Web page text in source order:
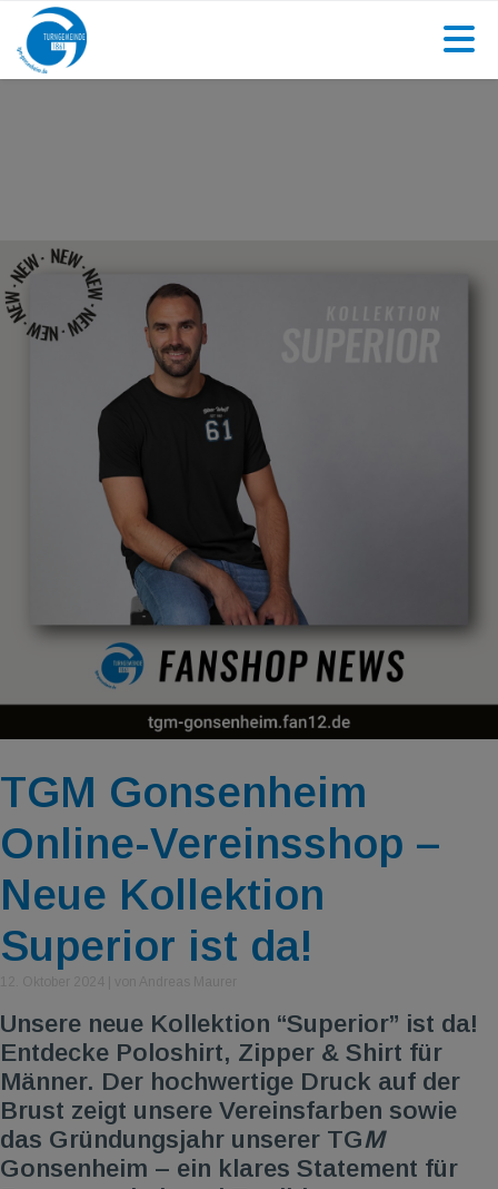
TGM Gonsenheim
Online-Vereinsshop –
Neue Kollektion
Superior ist da!
Unsere neue Kollektion “Superior” ist da!
Entdecke Poloshirt, Zipper & Shirt für
Männer. Der hochwertige Druck auf der
Brust zeigt unsere Vereinsfarben sowie
das Gründungsjahr unserer TGM
Gonsenheim – ein klares Statement für